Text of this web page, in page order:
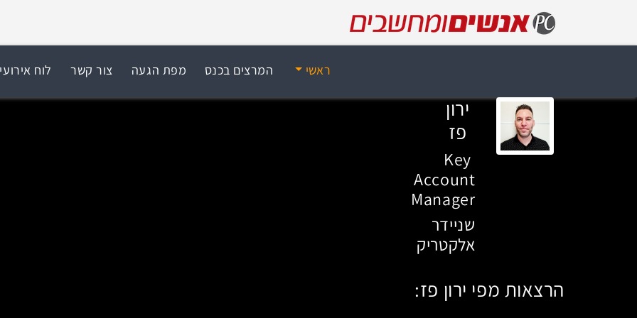
ראשי המרצים בכנס מפת הגעה צור קשר לוח
ירון
פז
Key
Account
Manager
שניידר
אלקטריק
הרצאות מפי ירון פז: